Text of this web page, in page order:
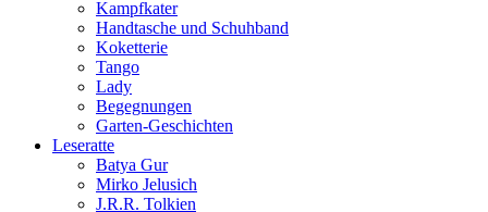
Kampfkater
Handtasche und Schuhband
Koketterie
Tango
Lady
Begegnungen
Garten-Geschichten
Leseratte
Batya Gur
Mirko Jelusich
J.R.R. Tolkien